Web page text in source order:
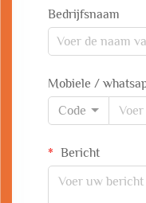
Bedrijfsnaam
Mobiele /
Code
Bericht